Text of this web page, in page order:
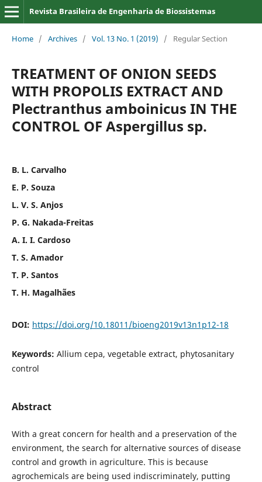
Revista Brasileira de Engenharia de Biossistemas
Home / Archives / Vol. 13 No. 1 (2019) / Regular Section
TREATMENT OF ONION SEEDS
WITH PROPOLIS EXTRACT AND
Plectranthus amboinicus IN THE
CONTROL OF Aspergillus sp.
B. L. Carvalho
E. P. Souza
L. V. S. Anjos
P. G. Nakada-Freitas
A. I. I. Cardoso
T. S. Amador
T. P. Santos
T. H. Magalhães
DOI: https://doi.org/10.18011/bioeng2019v13n1p12-18
Keywords: Allium cepa, vegetable extract, phytosanitary
control
Abstract
With a great concern for health and a preservation of the
environment, the search for alternative sources of disease
control and growth in agriculture. This is because
agrochemicals are being used indiscriminately, putting